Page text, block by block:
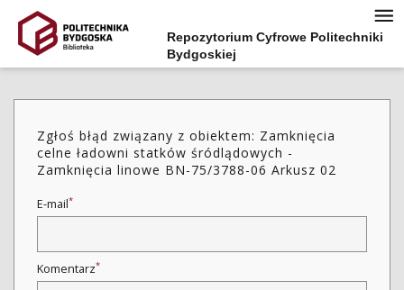
Repozytorium Cyfrowe Politechniki
Bydgoskiej
Zgłoś błąd związany z obiektem: Zamknięcia
celne ładowni statków śródlądowych -
Zamknięcia linowe BN-75/3788-06 Arkusz 02
E-mail*
Komentarz*